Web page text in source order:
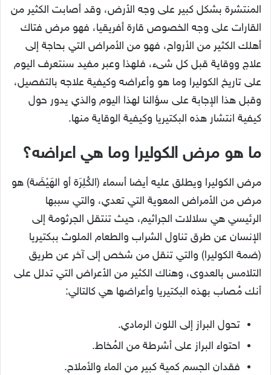
المنتشرة بشكل كبير على وجه الأرض، وقد أصابت الكثير من
القارات على وجه الخصوص قارة أفريقيا، فهو مرض فتاك
أهلك الكثير من الأرواح، فهو من الأمراض التي بحاجة إلى
علاج ووقاية قبل كل شىء، فلهذا وعبر مفيد سنتعرف اليوم
على تاريخ الكوليرا وما هو وأعراضه وكيفية علاجه بالتفصيل،
وقبل هذا الإجابة على سؤالنا لهذا اليوم والذي يدور حول
كيفية انتشار هذه البكتيريا وكيفية الوقاية منها.
ما هو مرض الكوليرا وما هي اعراضه؟
مرض الكوليرا ويطلق عليه أيضا أسماء (الكُلِرَة أو الهَيْضَة) هو
مرض من الأمراض المعوية التي تعدي، والتي سببها
الرئيسي هي سلالات الجراثيم، حيث تنتقل الجرثومة إلى
الإنسان عن طرق تناول الشراب والطعام الملوث ببكتيريا
(ضمة الكوليرا) والتي تنقل من شخص إلى آخر عن طريق
التلامس بالعدوى، وهناك الكثير من الأعراض التي تدلل على
أنك مُصاب بهذه البكتيريا وأعراضها هي كالتالي:
تحول البراز إلى اللون الرمادي.
احتواء البراز على أشرطة من المُخاط.
فقدان الجسم كمية كبير من الماء والأملاح.